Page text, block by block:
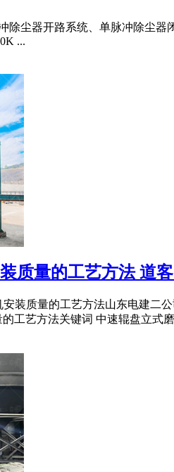
除尘器开路系统、单脉冲除尘
...
质量的工艺方法 道
装质量的工艺方法山东电建
工艺方法关键词 中速辊盘立式